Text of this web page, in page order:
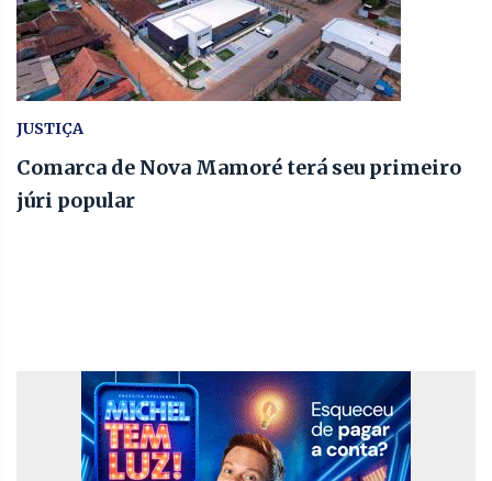
JUSTIÇA
Comarca de Nova Mamoré terá seu primeiro
júri popular